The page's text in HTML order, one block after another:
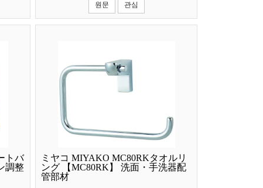
원문 관심
トバ
調整
ミヤコ MIYAKO MC80RKタオルリ
ング 【MC80RK】 洗面・手洗器配
管部材